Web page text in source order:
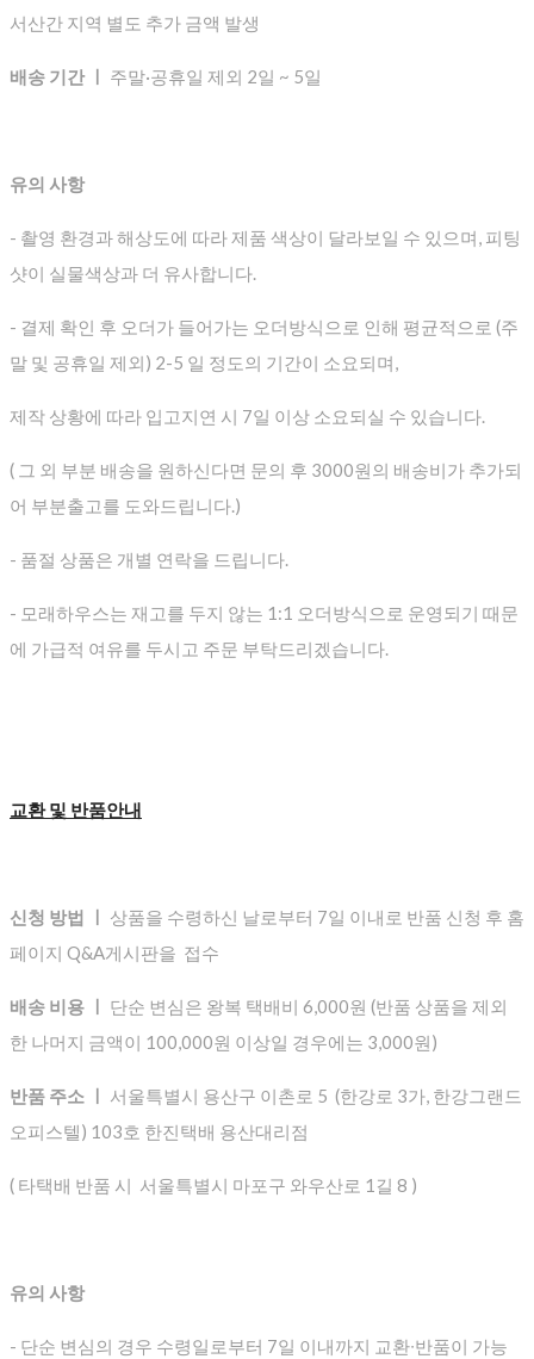
서산간 지역 별도 추가 금액 발생
배송 기간 ㅣ 주말·공휴일 제외 2일 ~ 5일
유의 사항
- 촬영 환경과 해상도에 따라 제품 색상이 달라보일 수 있으며, 피팅
샷이 실물색상과 더 유사합니다.
- 결제 확인 후 오더가 들어가는 오더방식으로 인해 평균적으로 (주
말 및 공휴일 제외) 2-5 일 정도의 기간이 소요되며,
제작 상황에 따라 입고지연 시 7일 이상 소요되실 수 있습니다.
( 그 외 부분 배송을 원하신다면 문의 후 3000원의 배송비가 추가되
어 부분출고를 도와드립니다.)
- 품절 상품은 개별 연락을 드립니다.
- 모래하우스는 재고를 두지 않는 1:1 오더방식으로 운영되기 때문
에 가급적 여유를 두시고 주문 부탁드리겠습니다.
교환 및 반품안내
신청 방법 ㅣ 상품을 수령하신 날로부터 7일 이내로 반품 신청 후 홈
페이지 Q&A게시판을 접수
배송 비용 ㅣ
단순 변심은 왕복 택배비 6,000원 (반품 상품을 제외
한 나머지 금액이 100,000원 이상일 경우에는 3,000원)
반품 주소 ㅣ 서울특별시 용산구 이촌로 5 (한강로 3가, 한강그랜드
오피스텔) 103호 한진택배 용산대리점
( 타택배 반품 시 서울특별시 마포구 와우산로 1길 8 )
유의 사항
- 단순 변심의 경우 수령일로부터 7일 이내까지 교환∙반품이 가능